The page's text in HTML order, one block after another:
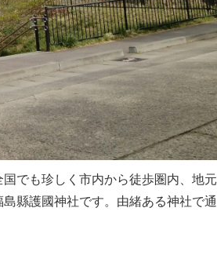
でも珍しく市内から徒歩圏内、地
縣護國神社です。由緒ある神社で通